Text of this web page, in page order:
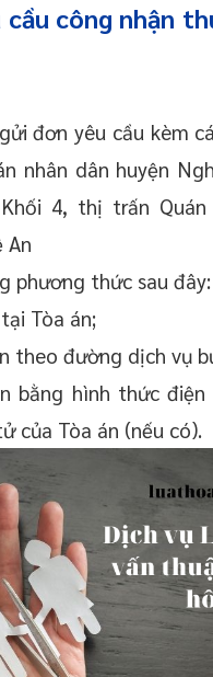
cầu công nhận
đơn yêu cầu kèm
nhân dân huyện
4, thị trấn Quán
An
phương thức sau đây:
Tòa án;
theo đường dịch vụ
bằng hình thức
của Tòa án (nếu có).